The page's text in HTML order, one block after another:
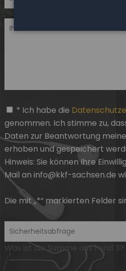
* Ich habe die
genommen. Ich stimme zu,
Daten zur Beantwortung
erhoben und gespeichert
Hinweis: Sie könnenIhre
Mail an info@kkf-sachsen.de
Die mit „*“ markierten Felder
Was ist die Summe aus 1 und 3?